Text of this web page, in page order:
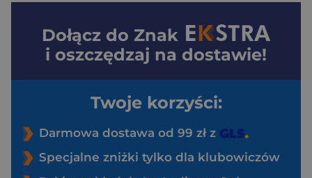
Dołącz do Znak
i oszczędzaj na dostawie!
Twoje korzyści:
Darmowa dostawa od 99 zł z
Specjalne zniżki tylko dla klubowiczów